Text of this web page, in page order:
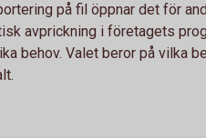
på fil öppnar det för
avprickning i företagets
behov. Valet beror på vilka